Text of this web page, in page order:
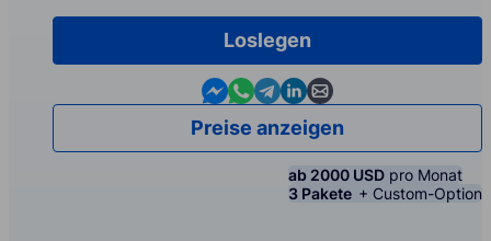
Loslegen
Contact us in Messenger
Contact us in WhatsApp
Contact us in Telegram
Contact us in Linkedin
Contact us by email
Preise anzeigen
ab 2000 USD pro Monat
3 Pakete + Custom-Option